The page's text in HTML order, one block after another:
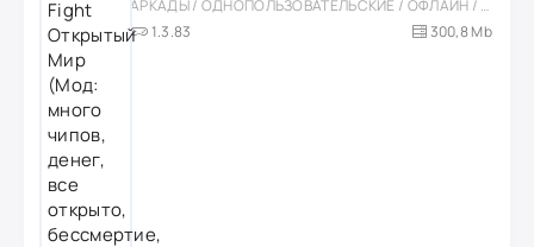
АРКАДЫ / ОДНОПОЛЬЗОВАТЕЛЬСКИЕ / ОФЛАЙН / МОД / РОЛЕВЫЕ / ШУТЕРЫ / ОТКРЫТЫЙ МИР / ВСТРОЕННЫЙ КЕШ / 3D / ЭКШЕНЫ / ТУАЛЕТНЫЕ ВОЙНЫ / ДЛЯ ДЕТЕЙ
1.3.83
300,8 Mb